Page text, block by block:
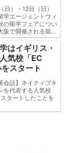
）・12日（日）
学エージェントウィ
の留学フェアについ
阪で開催される留学
関する悩みや相談な
はイギリス・
気校「EC
スタート
会話】ネイティブキ
を代表する人気校
タートしたことを